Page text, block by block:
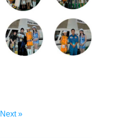
Next »